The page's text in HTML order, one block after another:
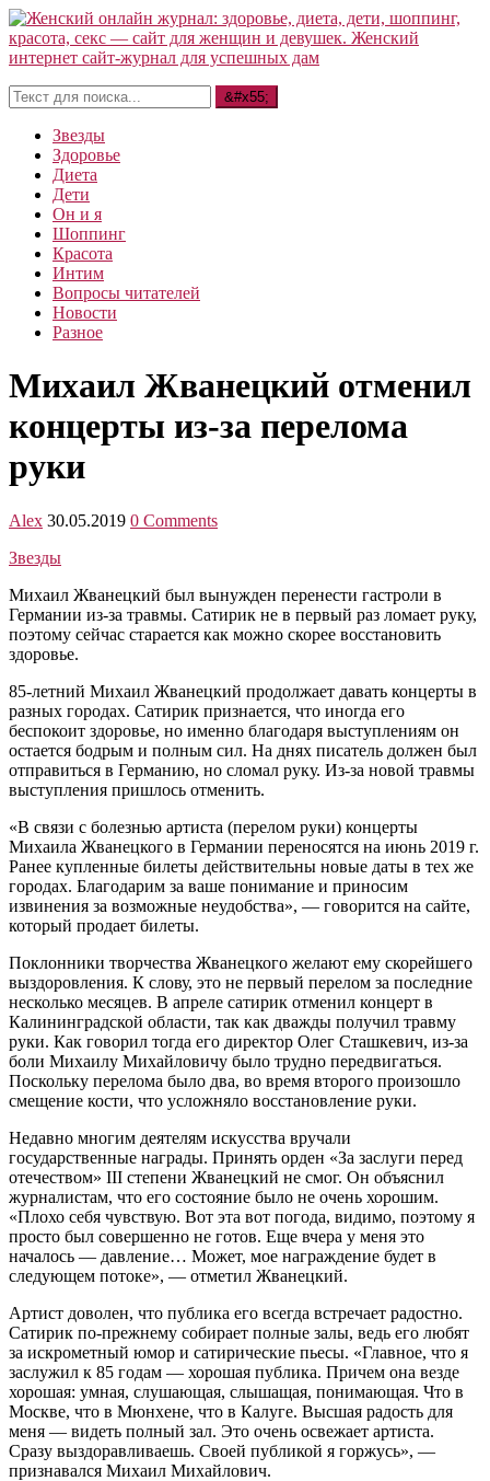
Звезды
Здоровье
Диета
Дети
Он и я
Шоппинг
Красота
Интим
Вопросы читателей
Новости
Разное
Михаил Жванецкий отменил
концерты из-за перелома
руки
Alex 30.05.2019 0 Comments
Звезды
Михаил Жванецкий был вынужден перенести гастроли в
Германии из-за травмы. Сатирик не в первый раз ломает руку,
поэтому сейчас старается как можно скорее восстановить
здоровье.
85-летний Михаил Жванецкий продолжает давать концерты в
разных городах. Сатирик признается, что иногда его
беспокоит здоровье, но именно благодаря выступлениям он
остается бодрым и полным сил. На днях писатель должен был
отправиться в Германию, но сломал руку. Из-за новой травмы
выступления пришлось отменить.
«В связи с болезнью артиста (перелом руки) концерты
Михаила Жванецкого в Германии переносятся на июнь 2019 г.
Ранее купленные билеты действительны новые даты в тех же
городах. Благодарим за ваше понимание и приносим
извинения за возможные неудобства», — говорится на сайте,
который продает билеты.
Поклонники творчества Жванецкого желают ему скорейшего
выздоровления. К слову, это не первый перелом за последние
несколько месяцев. В апреле сатирик отменил концерт в
Калининградской области, так как дважды получил травму
руки. Как говорил тогда его директор Олег Сташкевич, из-за
боли Михаилу Михайловичу было трудно передвигаться.
Поскольку перелома было два, во время второго произошло
смещение кости, что усложняло восстановление руки.
Недавно многим деятелям искусства вручали
государственные награды. Принять орден «За заслуги перед
отечеством» III степени Жванецкий не смог. Он объяснил
журналистам, что его состояние было не очень хорошим.
«Плохо себя чувствую. Вот эта вот погода, видимо, поэтому я
просто был совершенно не готов. Еще вчера у меня это
началось — давление… Может, мое награждение будет в
следующем потоке», — отметил Жванецкий.
Артист доволен, что публика его всегда встречает радостно.
Сатирик по-прежнему собирает полные залы, ведь его любят
за искрометный юмор и сатирические пьесы. «Главное, что я
заслужил к 85 годам — хорошая публика. Причем она везде
хорошая: умная, слушающая, слышащая, понимающая. Что в
Москве, что в Мюнхене, что в Калуге. Высшая радость для
меня — видеть полный зал. Это очень освежает артиста.
Сразу выздоравливаешь. Своей публикой я горжусь», —
признавался Михаил Михайлович.